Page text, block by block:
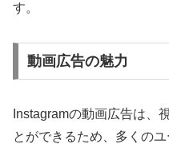
す。
動画広告の魅力
Instagramの動画広告は、
とができるため、多くの